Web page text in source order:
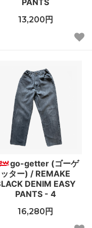
13,200円
go-getter (ゴーゲ
ッター) / REMAKE
DENIM EASY
PANTS - 4
16,280円